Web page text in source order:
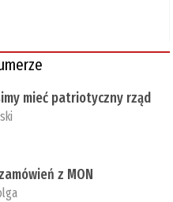
mieć patriotyczny rząd
z MON